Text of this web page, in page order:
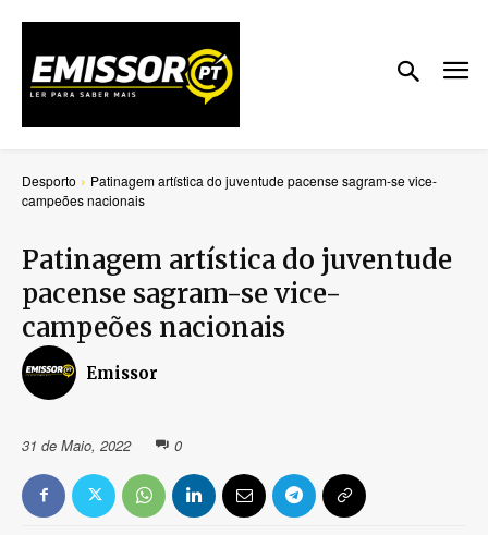
Desporto
Patinagem artística do juventude pacense sagram-se vice-
campeões nacionais
Patinagem artística do juventude
pacense sagram-se vice-
campeões nacionais
Emissor
31 de Maio, 2022 0